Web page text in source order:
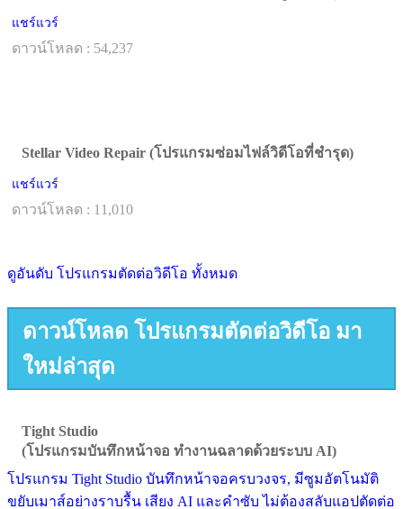
แชร์แวร์
ดาวน์โหลด : 54,237
Stellar Video Repair (โปรแกรมซ่อมไฟล์วิดีโอที่ชำรุด)
แชร์แวร์
ดาวน์โหลด : 11,010
ดูอันดับ โปรแกรมตัดต่อวิดีโอ ทั้งหมด
ดาวน์โหลด โปรแกรมตัดต่อวิดีโอ มา
ใหม่ล่าสุด
Tight Studio
(โปรแกรมบันทึกหน้าจอ ทำงานฉลาดด้วยระบบ AI)
โปรแกรม Tight Studio บันทึกหน้าจอครบวงจร, มีซูมอัตโนมัติ
ขยับเมาส์อย่างราบรื้น เสียง AI และคำซับ ไม่ต้องสลับแอปตัดต่อ